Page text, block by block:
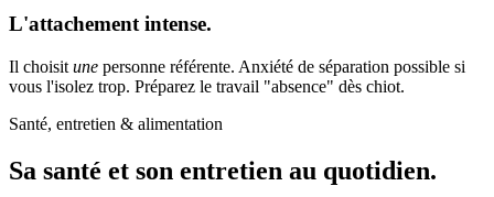
L'attachement intense.
Il choisit une personne référente. Anxiété de séparation possible si
vous l'isolez trop. Préparez le travail "absence" dès chiot.
Santé, entretien & alimentation
Sa santé et son entretien au quotidien.